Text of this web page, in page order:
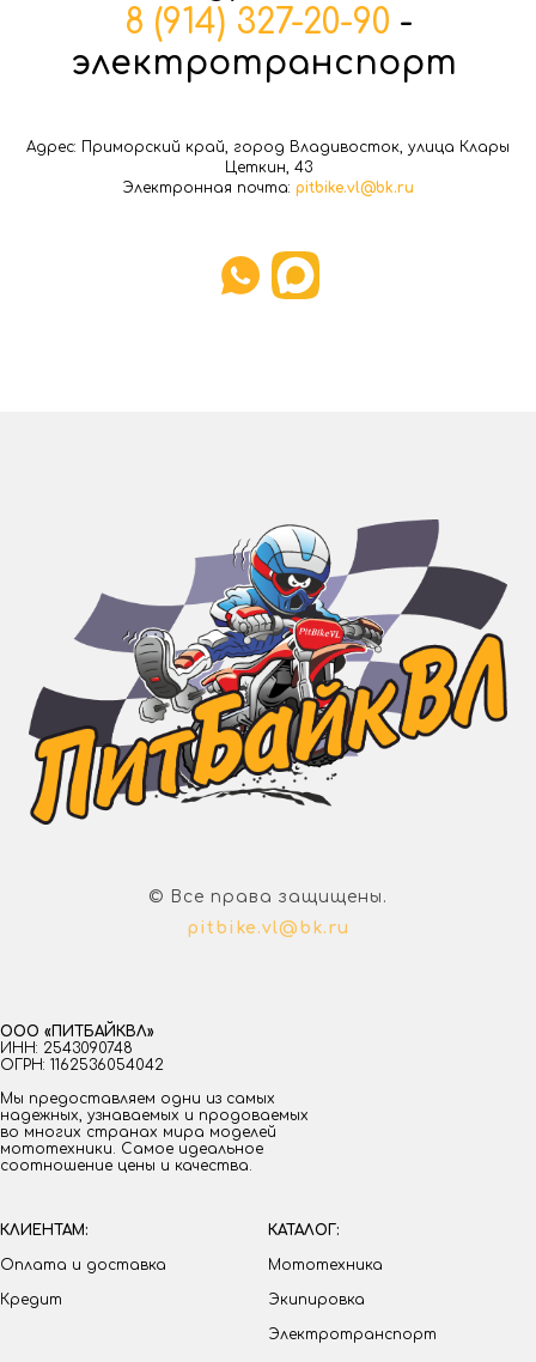
8 (914) 327-20-90 -
электротранспорт
Адрес: Приморский край, город Владивосток, улица Клары
Цеткин, 43
Электронная почта: pitbike.vl@bk.ru
© Все права защищены.
pitbike.vl@bk.ru
ООО «ПИТБАЙКВЛ»
ИНН: 2543090748
ОГРН: 1162536054042
Мы предоставляем одни из самых
надежных, узнаваемых и продоваемых
во многих странах мира моделей
мототехники. Самое идеальное
соотношение цены и качества.
КЛИЕНТАМ:
Оплата и доставка
Кредит
КАТАЛОГ:
Мототехника
Экипировка
Электротранспорт